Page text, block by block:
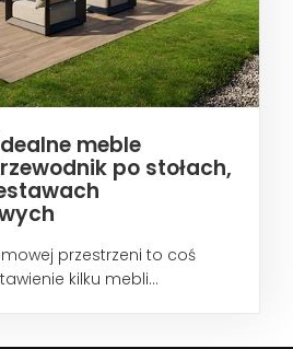
meble
po stołach,
przestrzeni to coś
kilku mebli...